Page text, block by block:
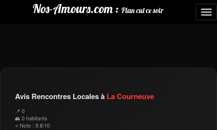
Nos-Amours.com : Plan cul ce soir
Avis Rencontres Locales à La Courneuve
📍 0
👥 0 habitants
⭐ Note : 9.8/10